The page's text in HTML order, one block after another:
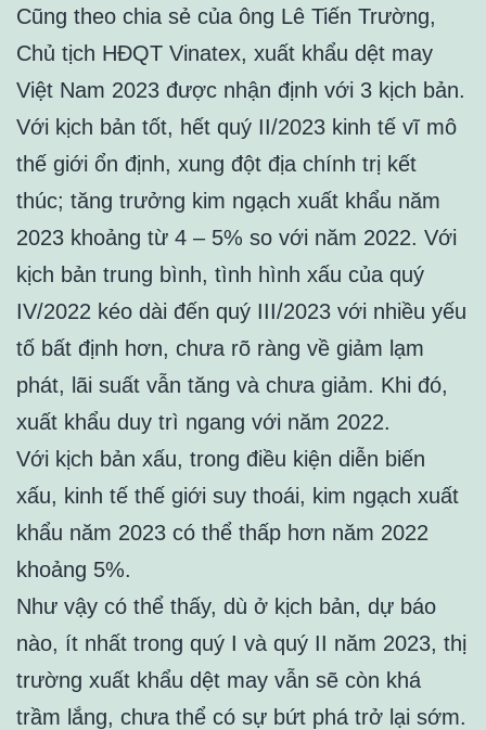
Cũng theo chia sẻ của ông Lê Tiến Trường,
Chủ tịch HĐQT Vinatex, xuất khẩu dệt may
Việt Nam 2023 được nhận định với 3 kịch bản.
Với kịch bản tốt, hết quý II/2023 kinh tế vĩ mô
thế giới ổn định, xung đột địa chính trị kết
thúc; tăng trưởng kim ngạch xuất khẩu năm
2023 khoảng từ 4 – 5% so với năm 2022. Với
kịch bản trung bình, tình hình xấu của quý
IV/2022 kéo dài đến quý III/2023 với nhiều yếu
tố bất định hơn, chưa rõ ràng về giảm lạm
phát, lãi suất vẫn tăng và chưa giảm. Khi đó,
xuất khẩu duy trì ngang với năm 2022.
Với kịch bản xấu, trong điều kiện diễn biến
xấu, kinh tế thế giới suy thoái, kim ngạch xuất
khẩu năm 2023 có thể thấp hơn năm 2022
khoảng 5%.
Như vậy có thể thấy, dù ở kịch bản, dự báo
nào, ít nhất trong quý I và quý II năm 2023, thị
trường xuất khẩu dệt may vẫn sẽ còn khá
trầm lắng, chưa thể có sự bứt phá trở lại sớm.